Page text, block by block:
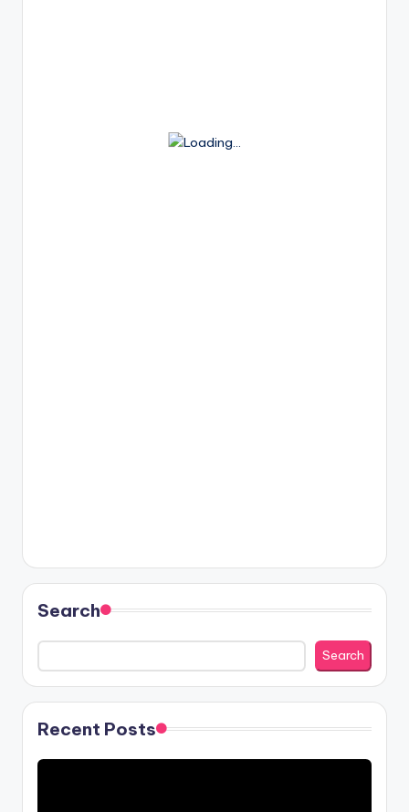
Search
Search
Recent Posts